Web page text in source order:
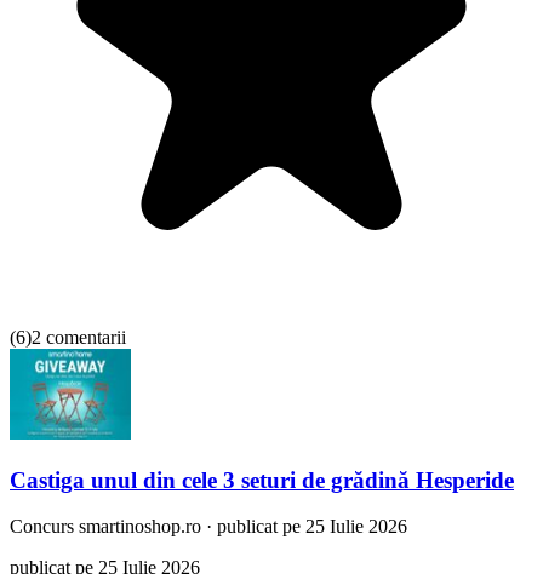
(6)2 comentarii
Castiga unul din cele 3 seturi de grădină Hesperide
Concurs smartinoshop.ro · publicat pe 25 Iulie 2026
publicat pe 25 Iulie 2026